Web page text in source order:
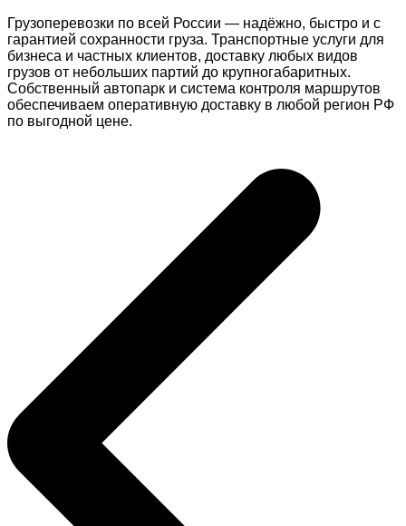
Грузоперевозки по всей России — надёжно, быстро и с
гарантией сохранности груза. Транспортные услуги для
бизнеса и частных клиентов, доставку любых видов
грузов от небольших партий до крупногабаритных.
Собственный автопарк и система контроля маршрутов
обеспечиваем оперативную доставку в любой регион РФ
по выгодной цене.